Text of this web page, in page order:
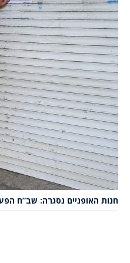
חנות האופניים נסגרה: שב”ח